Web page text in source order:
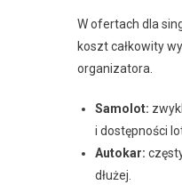
W ofertach dla
koszt całkowity
organizatora.
Samolot:
i dostępności
Autokar:
dłużej.